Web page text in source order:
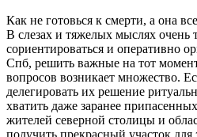
Как не готовься к смерти, а она
В слезах и тяжелых мыслях очень
сориентироваться и оперативно
Спб, решить важные на тот
вопросов возникает множество.
делегировать их решение
хватить даже заранее
жителей северной столицы и